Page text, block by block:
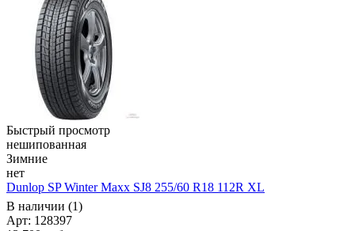
Быстрый просмотр
нешипованная
Зимние
нет
Dunlop SP Winter Maxx SJ8 255/60 R18 112R XL
В наличии (1)
Арт: 128397